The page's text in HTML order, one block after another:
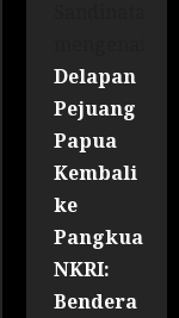
Delapan
Pejuang
Papua
Kembali
ke
Pangkuan
NKRI:
Bendera